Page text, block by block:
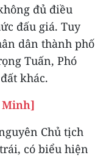
đủ điều
đấu giá. Tuy
dân thành phố
Tuấn, Phó
khác.
Minh]
Chủ tịch
có biểu hiện